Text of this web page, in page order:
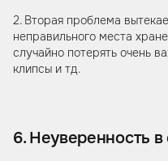
2. Вторая проблема
неправильного места
случайно потерять очень
клипсы и тд.
6. Неуверенность